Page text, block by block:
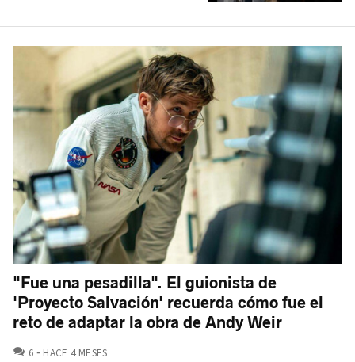
"Fue una pesadilla". El guionista de
'Proyecto Salvación' recuerda cómo fue el
reto de adaptar la obra de Andy Weir
6 COMENTARIOS
HACE 4 MESES